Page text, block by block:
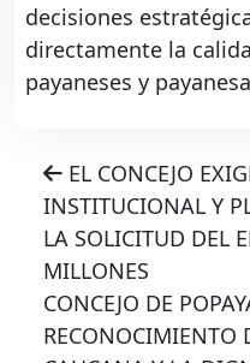
decisiones
directamente la
payaneses y
EL CONCEJO
INSTITUCIONAL Y
LA SOLICITUD DEL
MILLONES
CONCEJO DE
RECONOCIMIENTO